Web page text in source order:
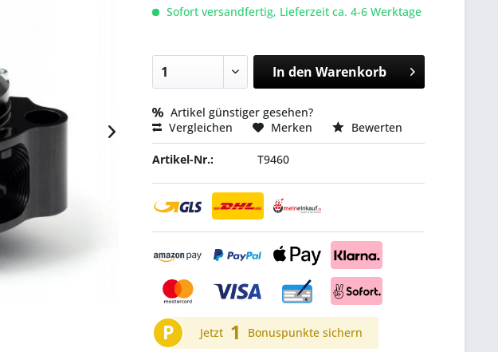
Sofort versandfertig, Lieferzeit ca. 4-6 Werktage
In den Warenkorb
Artikel günstiger gesehen?
Vergleichen
Merken Bewerten
Artikel-Nr.: T9460
P Jetzt 1 Bonuspunkte sichern